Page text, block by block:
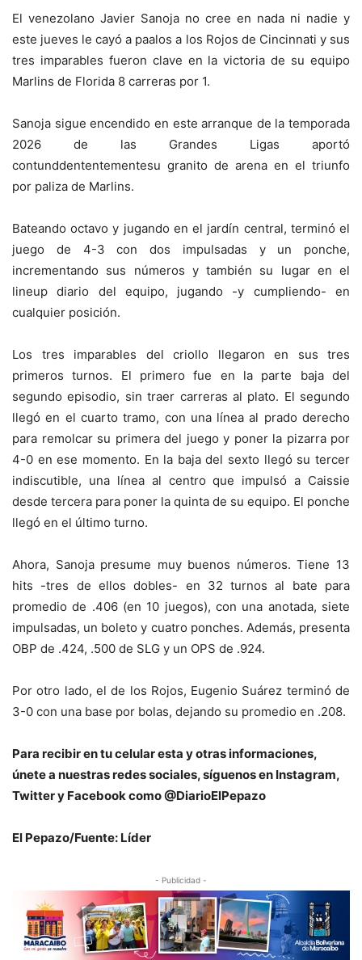
El venezolano Javier Sanoja no cree en nada ni nadie y
este jueves le cayó a paalos a los Rojos de Cincinnati y sus
tres imparables fueron clave en la victoria de su equipo
Marlins de Florida 8 carreras por 1.
Sanoja sigue encendido en este arranque de la temporada
2026 de las Grandes Ligas aportó
contunddententementesu granito de arena en el triunfo
por paliza de Marlins.
Bateando octavo y jugando en el jardín central, terminó el
juego de 4-3 con dos impulsadas y un ponche,
incrementando sus números y también su lugar en el
lineup diario del equipo, jugando -y cumpliendo- en
cualquier posición.
Los tres imparables del criollo
llegaron en sus tres
primeros turnos. El primero fue en la parte baja del
segundo episodio, sin traer carreras al plato. El segundo
llegó en el cuarto tramo, con una línea al prado derecho
para remolcar su primera del juego y poner la pizarra por
4-0 en ese momento. En la baja del sexto llegó su tercer
indiscutible, una línea al centro que impulsó a Caissie
desde tercera para poner la quinta de su equipo. El ponche
llegó en el último turno.
Ahora, Sanoja presume muy buenos números. Tiene 13
hits -tres de ellos dobles- en 32 turnos al bate para
promedio de .406 (en 10 juegos), con una anotada, siete
impulsadas, un boleto y cuatro ponches. Además, presenta
OBP de .424, .500 de SLG y un OPS de .924.
Por otro lado, el de los Rojos, Eugenio Suárez terminó de
3-0 con una base por bolas, dejando su promedio en .208.
Para recibir en tu celular esta y otras informaciones,
únete a nuestras redes sociales, síguenos en Instagram,
Twitter y Facebook como @DiarioElPepazo
El Pepazo/Fuente: Líder
- Publicidad -